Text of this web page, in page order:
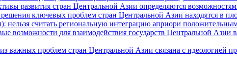
развития стран Центральной Азии определяются
ключевых проблем стран Центральной Азии находятся в
нельзя считать региональную интеграцию априори
возможности для взаимодействия государств Центральной
важных проблем стран Центральной Азии связана с идеологией